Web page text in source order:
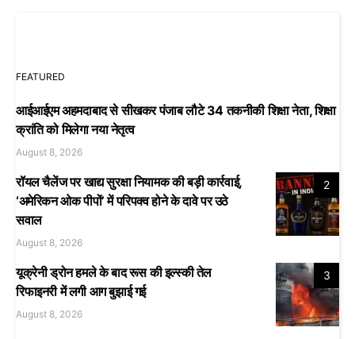
FEATURED
आईआईएम अहमदाबाद से सीखकर पंजाब लौटे 34 तकनीकी शिक्षा नेता, शिक्षा
क्रांति को मिलेगा नया नेतृत्व
August 8, 2026
2
रॉयल चैलेंज पर खाद्य सुरक्षा नियामक की बड़ी कार्रवाई,
‘अमेरिकन ओक पीपों’ में परिपक्व होने के दावे पर उठे
सवाल
August 8, 2026
3
यूक्रेनी ड्रोन हमले के बाद रूस की इल्स्की तेल
रिफाइनरी में लगी आग बुझाई गई
August 8, 2026